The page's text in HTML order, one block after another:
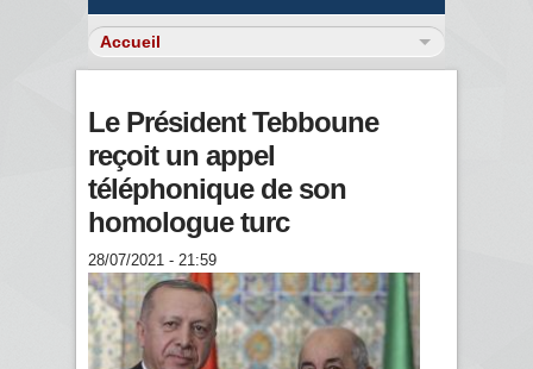
Le Président Tebboune
reçoit un appel
téléphonique de son
homologue turc
28/07/2021 - 21:59